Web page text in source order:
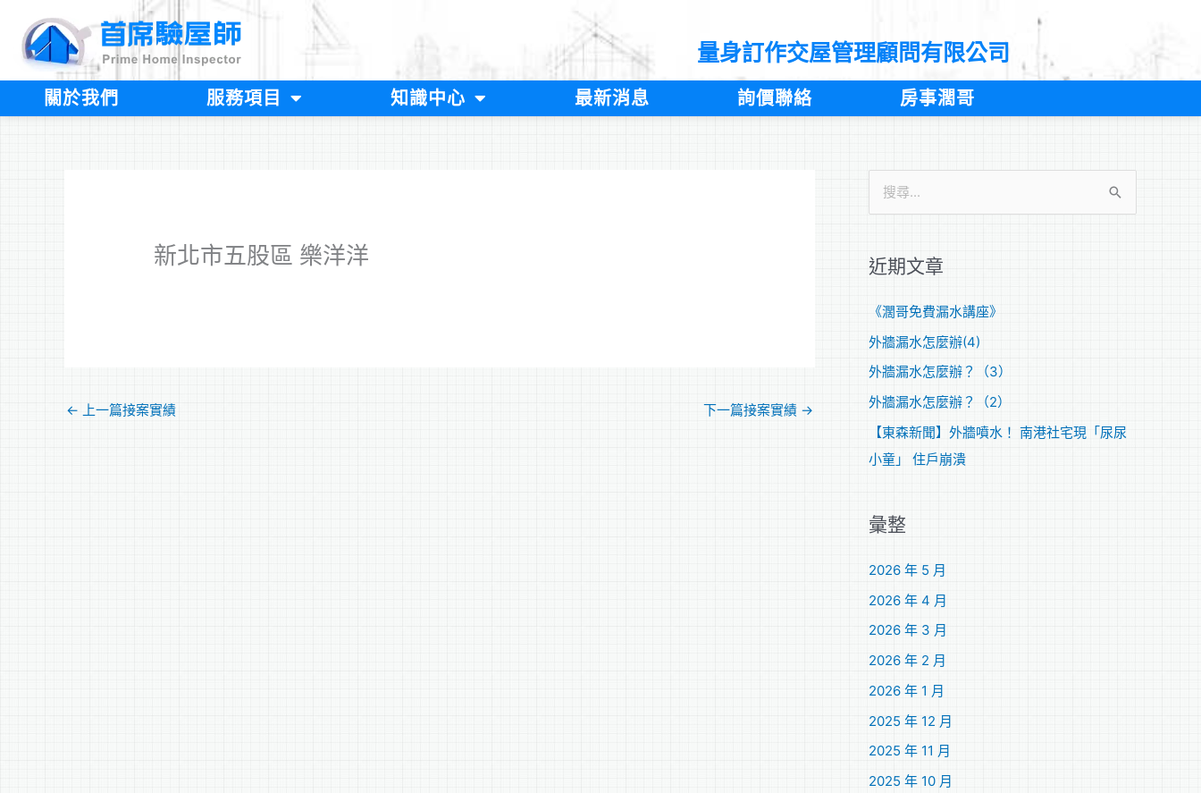
容
量身訂作交屋管理顧問有限公司
關於我們 服務項目 知識中心 最新消息 詢價聯絡 房事濶哥
新北市五股區 樂洋洋
← 上一篇接案實績 下一篇接案實績 →
鍵
字
近期文章
《濶哥免費漏水講座》
外牆漏水怎麼辦(4)
外牆漏水怎麼辦？（3）
外牆漏水怎麼辦？（2）
【東森新聞】外牆噴水！ 南港社宅現「尿尿
小童」 住戶崩潰
彙整
2026 年 5 月
2026 年 4 月
2026 年 3 月
2026 年 2 月
2026 年 1 月
2025 年 12 月
2025 年 11 月
2025 年 10 月